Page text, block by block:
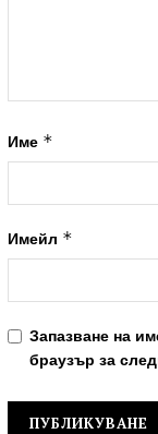
Име *
Имейл *
Запазване на
браузър за